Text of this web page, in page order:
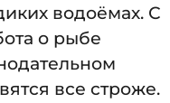
водоёмах. С
о рыбе
все строже.